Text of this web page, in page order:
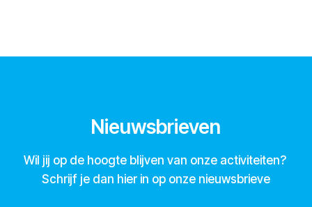
Nieuwsbrieven
Wil jij op de hoogte blijven van onze activiteiten?
Schrijf je dan hier in op onze nieuwsbrieve